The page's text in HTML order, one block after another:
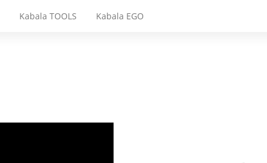
Kabala TOOLS Kabala EGO